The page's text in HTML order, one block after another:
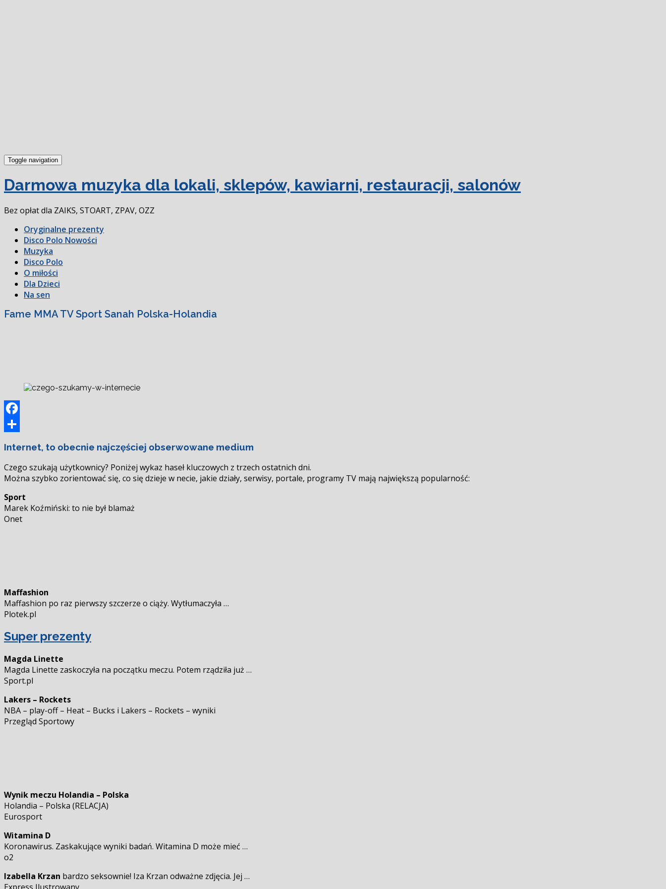
Toggle navigation
Darmowa muzyka dla lokali, sklepów, kawiarni, restauracji, salonów
Bez opłat dla ZAIKS, STOART, ZPAV, OZZ
Oryginalne prezenty
Disco Polo Nowości
Muzyka
Disco Polo
O miłości
Dla Dzieci
Na sen
Fame MMA TV Sport Sanah Polska-Holandia
Facebook
Internet, to obecnie najczęściej obserwowane medium
Czego szukają użytkownicy? Poniżej wykaz haseł kluczowych z trzech ostatnich dni.
Można szybko zorientować się, co się dzieje w necie, jakie działy, serwisy, portale, programy TV mają największą popularność:
Sport
Marek Koźmiński: to nie był blamaż
Onet
Maffashion
Maffashion po raz pierwszy szczerze o ciąży. Wytłumaczyła …
Plotek.pl
Super prezenty
Magda Linette
Magda Linette zaskoczyła na początku meczu. Potem rządziła już …
Sport.pl
Lakers – Rockets
NBA – play-off – Heat – Bucks i Lakers – Rockets – wyniki
Przegląd Sportowy
Wynik meczu Holandia – Polska
Holandia – Polska (RELACJA)
Eurosport
Witamina D
Koronawirus. Zaskakujące wyniki badań. Witamina D może mieć …
o2
Izabella Krzan bardzo seksownie! Iza Krzan odważne zdjęcia. Jej …